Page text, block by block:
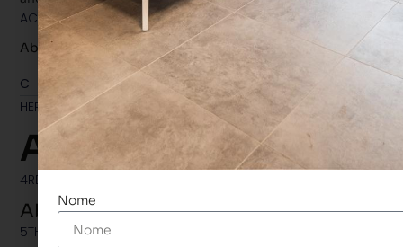
ACCENT #1
Abcd
CUSTOM
HERO/CTA TITLE
Abcd
4RD LEVEL TITLE
Abcd
5TH LEVEL TITLE/PERSON NAME
Nome